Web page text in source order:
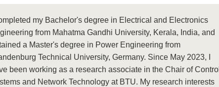
my Bachelor's degree in Electrical and Electronics
from Mahatma Gandhi University, Kerala, India, and
a Master's degree in Power Engineering from
Technical University, Germany. Since May 2023, I
been working as a research associate in the Chair of Control
and Network Technology at BTU. My research interests